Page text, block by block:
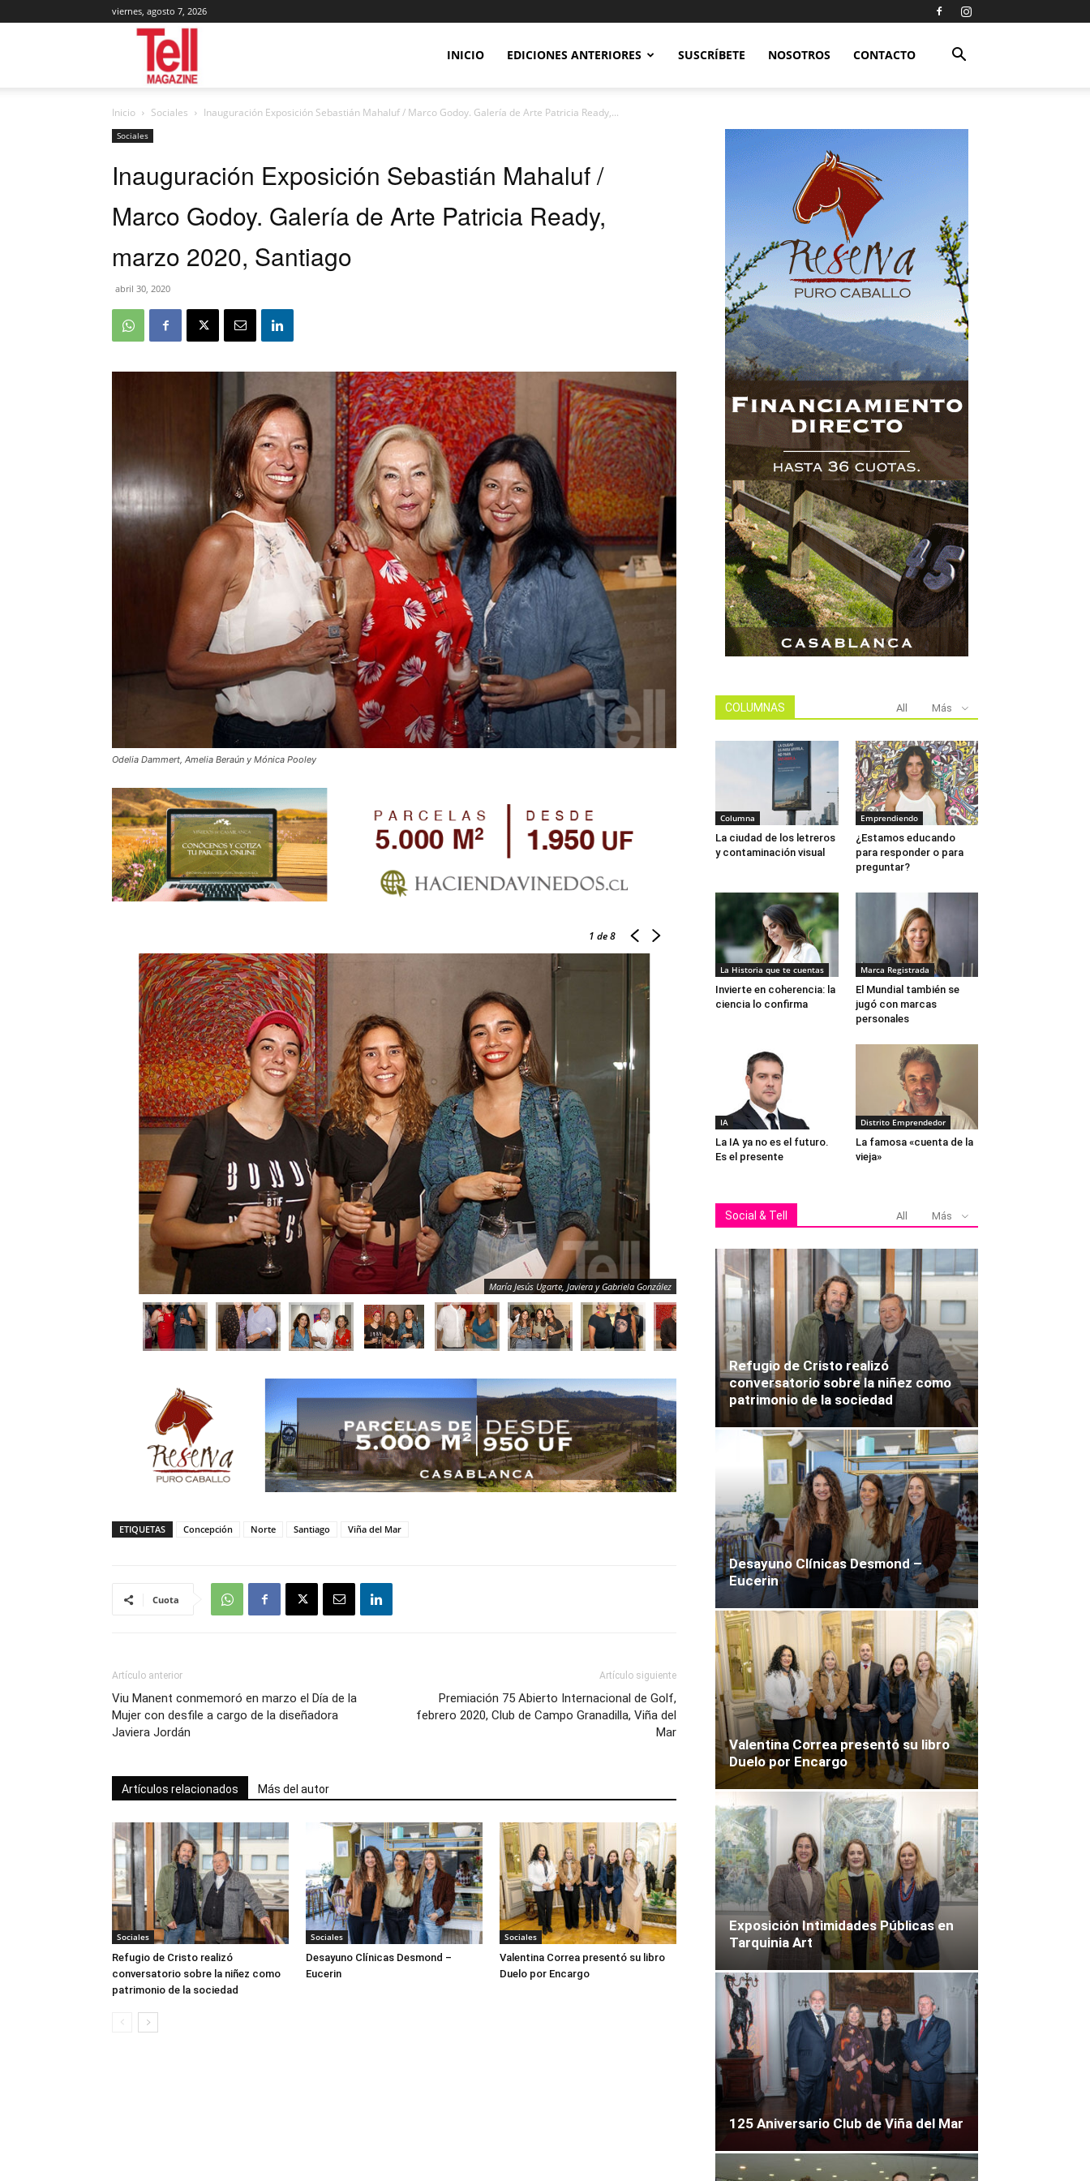
viernes, agosto 7, 2026
Magazine
INICIO EDICIONES ANTERIORES SUSCRÍBETE NOSOTROS CONTACTO
Inicio Sociales Inauguración Exposición Sebastián Mahaluf / Marco Godoy. Galería de Arte Patricia Ready,...
Sociales
Inauguración Exposición Sebastián Mahaluf /
Marco Godoy. Galería de Arte Patricia Ready,
marzo 2020, Santiago
abril 30, 2020
Odelia Dammert, Amelia Beraún y Mónica Pooley
1 de 8
María Jesús Ugarte, Javiera y Gabriela González
ETIQUETAS Concepción Norte Santiago Viña del Mar
Cuota
Artículo anterior
Viu Manent conmemoró en marzo el Día de la
Mujer con desfile a cargo de la diseñadora
Javiera Jordán
Artículo siguiente
Premiación 75 Abierto Internacional de Golf,
febrero 2020, Club de Campo Granadilla, Viña del
Mar
Artículos relacionados Más del autor
Sociales
Refugio de Cristo realizó
conversatorio sobre la niñez como
patrimonio de la sociedad
Sociales
Desayuno Clínicas Desmond –
Eucerin
Sociales
Valentina Correa presentó su libro
Duelo por Encargo
COLUMNAS All Más
Columna
La ciudad de los letreros
y contaminación visual
Emprendiendo
¿Estamos educando
para responder o para
preguntar?
La Historia que te cuentas
Invierte en coherencia: la
ciencia lo confirma
Marca Registrada
El Mundial también se
jugó con marcas
personales
IA
La IA ya no es el futuro.
Es el presente
Distrito Emprendedor
La famosa «cuenta de la
vieja»
Social & Tell All Más
Refugio de Cristo realizó
conversatorio sobre la niñez como
patrimonio de la sociedad
Desayuno Clínicas Desmond –
Eucerin
Valentina Correa presentó su libro
Duelo por Encargo
Exposición Intimidades Públicas en
Tarquinia Art
125 Aniversario Club de Viña del Mar